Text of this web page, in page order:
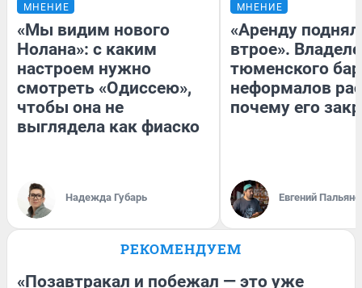
МНЕНИЕ
«Мы видим нового
Нолана»: с каким
настроем нужно
смотреть «Одиссею»,
чтобы она не
выглядела как фиаско
Надежда Губарь
МНЕНИЕ
«Аренду
втрое».
тюменского
неформалов
почему его
Евгений
РЕКОМЕНДУЕМ
«Позавтракал и побежал — это уже